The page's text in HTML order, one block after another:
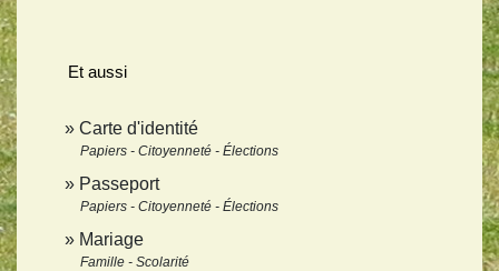
Et aussi
Carte d'identité
Papiers - Citoyenneté - Élections
Passeport
Papiers - Citoyenneté - Élections
Mariage
Famille - Scolarité